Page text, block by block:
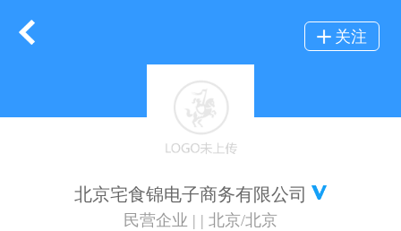
关注
北京宅食锦电子商务有限公司
民营企业 | | 北京/北京